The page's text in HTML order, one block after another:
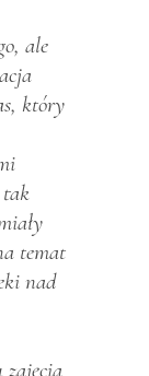
ale
który
tak
temat
nad
zajęcia